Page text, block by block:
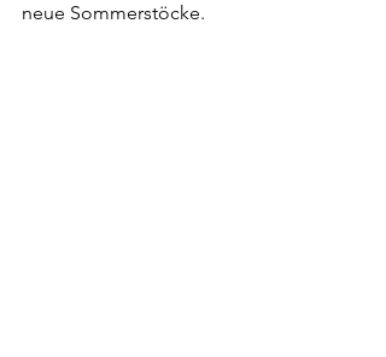
neue Sommerstöcke.